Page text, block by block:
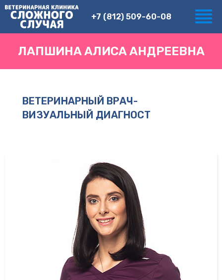
+7 (812) 509-60-08
ЛАПШИНА АЛИСА АНДРЕЕВНА
ВЕТЕРИНАРНЫЙ ВРАЧ-
ВИЗУАЛЬНЫЙ ДИАГНОСТ